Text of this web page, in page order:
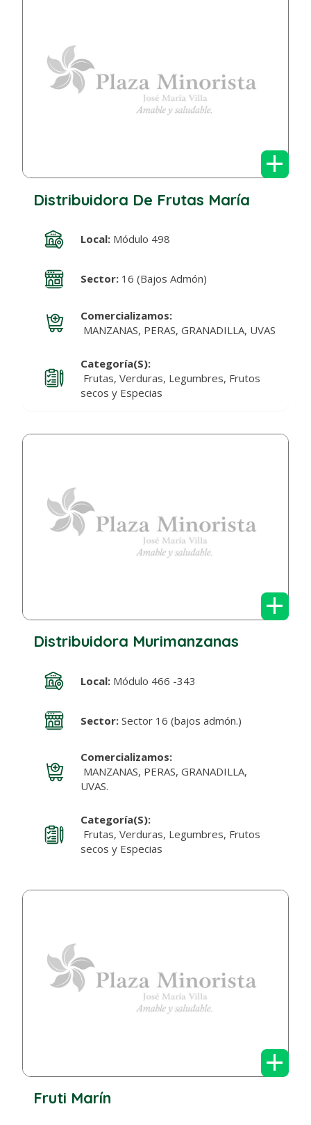
+
Distribuidora De Frutas María
Local:Módulo 498
Sector:16 (Bajos Admón)
Comercializamos:
MANZANAS, PERAS, GRANADILLA, UVAS
Categoría(s):
Frutas, Verduras, Legumbres, Frutos
secos y Especias
+
Distribuidora Murimanzanas
Local:Módulo 466 -343
Sector:Sector 16 (bajos admón.)
Comercializamos:
MANZANAS, PERAS, GRANADILLA,
UVAS.
Categoría(s):
Frutas, Verduras, Legumbres, Frutos
secos y Especias
+
Fruti Marín